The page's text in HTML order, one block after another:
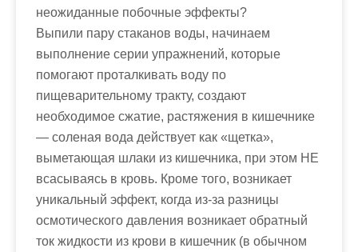
неожиданные побочные эффекты?
Выпили пару стаканов воды, начинаем
выполнение серии упражнений, которые
помогают проталкивать воду по
пищеварительному тракту, создают
необходимое сжатие, растяжения в кишечнике
— соленая вода действует как «щетка»,
выметающая шлаки из кишечника, при этом НЕ
всасываясь в кровь. Кроме того, возникает
уникальный эффект, когда из-за разницы
осмотического давления возникает обратный
ток жидкости из крови в кишечник (в обычном